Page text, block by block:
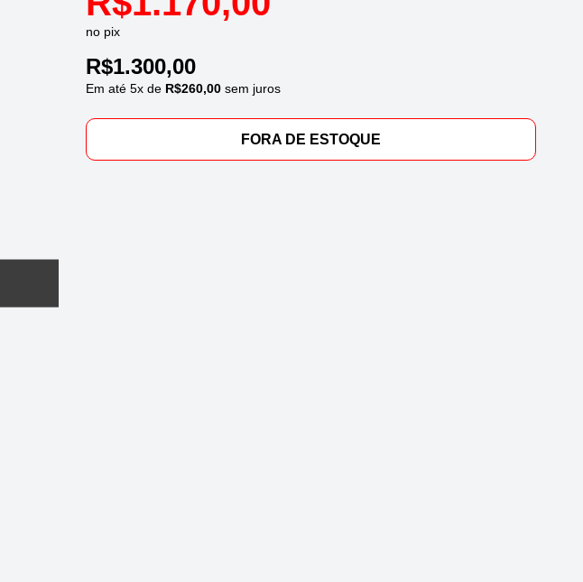
no pix
R$1.300,00
Em até 5x de R$260,00sem juros
FORA DE ESTOQUE